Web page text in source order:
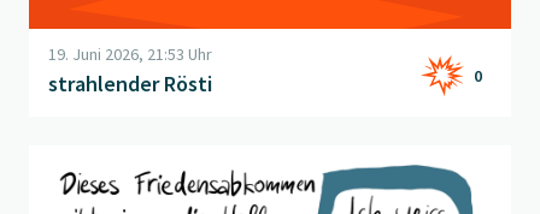
19. Juni 2026, 21:53 Uhr
strahlender Rösti 0